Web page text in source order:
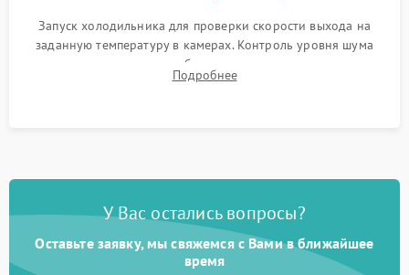
Запуск холодильника для проверки скорости выхода на
заданную температуру в камерах. Контроль уровня шума
компрессора, отсутствия обмерзания стенок и корректного
срабатывания системы автоматической оттайки.
Подробнее
У Вас остались вопросы?
Оставьте заявку, мы свяжемся с Вами в ближайшее
время